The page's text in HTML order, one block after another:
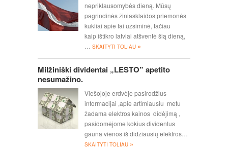
nepriklausomybės dieną. Mūsų
pagrindinės žiniasklaidos priemonės
kukliai apie tai užsiminė, tačiau
kaip ištikro latviai atšventė šią dieną,
SKAITYTI TOLIAU »
Milžiniški dividentai „LESTO” apetito
nesumažino.
Viešojoje erdvėje pasirodžius
informacijai ,apie artimiausiu metu
žadama elektros kainos didėjimą ,
pasidomėjome kokius dividentus
gauna vienos iš didžiausių elektros…
SKAITYTI TOLIAU »